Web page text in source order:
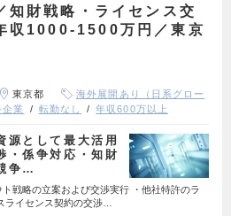
知財戦略・ライセンス交
収1000-1500万円／東京
東京都
海外展開あり（日系グロー
企業 転勤なし 年収600万以上
源として最大活用
・係争対応・知財
争…
戦略の立案および交渉実行 ・他社特許のラ
ライセンス契約の交渉…